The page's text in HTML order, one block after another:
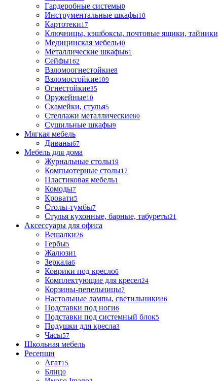
Гардеробные системы0
Инструментальные шкафы10
Картотеки17
Ключницы, кэшбоксы, почтовые ящики, тайники
Медицинская мебель40
Металлические шкафы61
Сейфы162
Взломоогнестойкие8
Взломостойкие109
Огнестойкие35
Оружейные10
Скамейки, стулья5
Стеллажи металлические80
Сушильные шкафы9
Мягкая мебель
Диваны67
Мебель для дома
Журнальные столы19
Компьютерные столы17
Пластиковая мебель1
Комоды7
Кровати5
Столы-тумбы7
Стулья кухонные, барные, табуреты21
Аксессуары для офиса
Вешалки26
Гербы5
Жалюзи1
Зеркала6
Коврики под кресло6
Комплектующие для кресел24
Корзины-пепельницы7
Настольные лампы, светильники86
Подставки под ноги6
Подставки под системный блок5
Подушки для кресла3
Часы57
Школьная мебель
Ресепшн
Агат15
Блиц0